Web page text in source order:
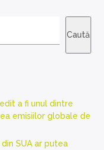
Caută
a fi unul dintre
emisiilor globale de
SUA ar putea